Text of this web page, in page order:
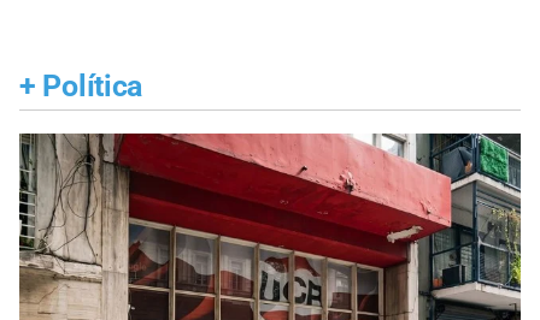
+ Política